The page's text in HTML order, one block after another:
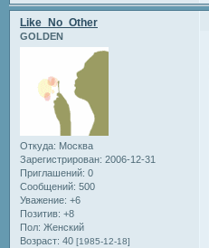
Like_No_Other
GOLDEN
Откуда: Москва
Зарегистрирован: 2006-12-31
Приглашений: 0
Сообщений: 500
Уважение: +6
Позитив: +8
Пол: Женский
Возраст: 40 [1985-12-18]